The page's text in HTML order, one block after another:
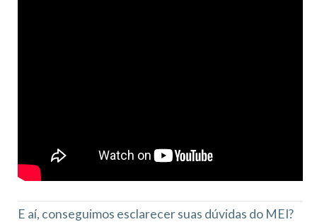
E aí, conseguimos esclarecer suas dúvidas do MEI?